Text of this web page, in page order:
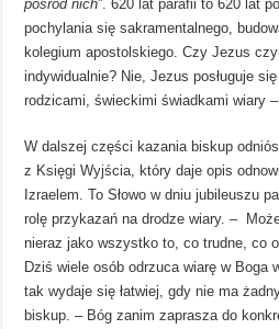
pośród nich”. 620 lat parafii to 620 lat
pochylania się sakramentalnego,
kolegium apostolskiego. Czy Jezus
indywidualnie? Nie, Jezus posługuje
rodzicami, świeckimi świadkami wiary –
W dalszej części kazania biskup
z Księgi Wyjścia, który daje opis
Izraelem. To Słowo w dniu jubileuszu
rolę przykazań na drodze wiary. –
nieraz jako wszystko to, co trudne, co
Dziś wiele osób odrzuca wiarę w Boga
tak wydaje się łatwiej, gdy nie ma
biskup. – Bóg zanim zaprasza do